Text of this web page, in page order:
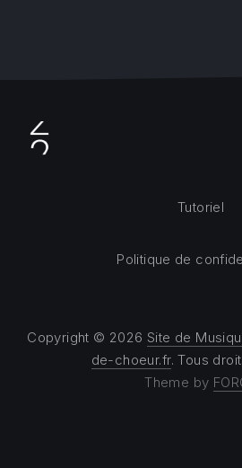
Copyright © 2026 Site de
de-choeur.fr. Tous
Theme by
Tutoriel
Politique de